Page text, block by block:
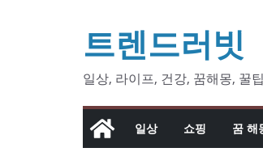
트렌드러빗
일상, 라이프, 건강, 꿈해몽, 꿀
일상 쇼핑 꿈 해